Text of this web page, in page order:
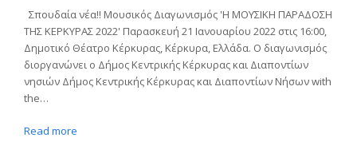
Σπουδαία νέα!! Μουσικός Διαγωνισμός 'Η ΜΟΥΣΙΚΗ ΠΑΡΑΔΟΣΗ
ΤΗΣ ΚΕΡΚΥΡΑΣ 2022' Παρασκευή 21 Ιανουαρίου 2022 στις 16:00,
Δημοτικό Θέατρο Κέρκυρας, Κέρκυρα, Ελλάδα. Ο διαγωνισμός
διοργανώνει ο Δήμος Κεντρικής Κέρκυρας και Διαποντίων
νησιών Δήμος Κεντρικής Κέρκυρας και Διαποντίων Νήσων with
the…
Read more